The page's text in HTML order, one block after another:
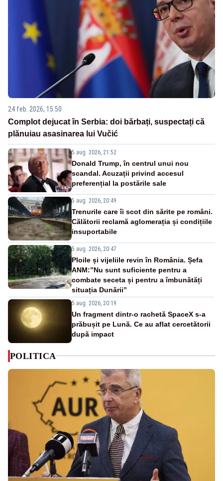
24 feb. 2026, 15:50
Complot dejucat în Serbia: doi bărbați, suspectați că
plănuiau asasinarea lui Vučić
5 aug. 2026, 21:52
Donald Trump, în centrul unui nou
scandal. Acuzații privind accesul
preferențial la postările sale
5 aug. 2026, 20:49
Trenurile care îi scot din sărite pe români.
Călătorii reclamă aglomerația și condițiile
insuportabile
5 aug. 2026, 20:47
Ploile și vijeliile revin în România. Șefa
ANM:”Nu sunt suficiente pentru a
combate seceta și pentru a îmbunătăți
situația Dunării”
5 aug. 2026, 20:19
Un fragment dintr-o rachetă SpaceX s-a
prăbușit pe Lună. Ce au aflat cercetătorii
după impact
POLITICA